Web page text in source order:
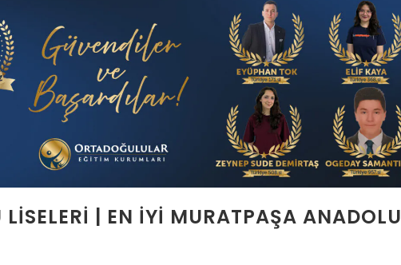
| EN İYI MURATPAŞA ANADOLU